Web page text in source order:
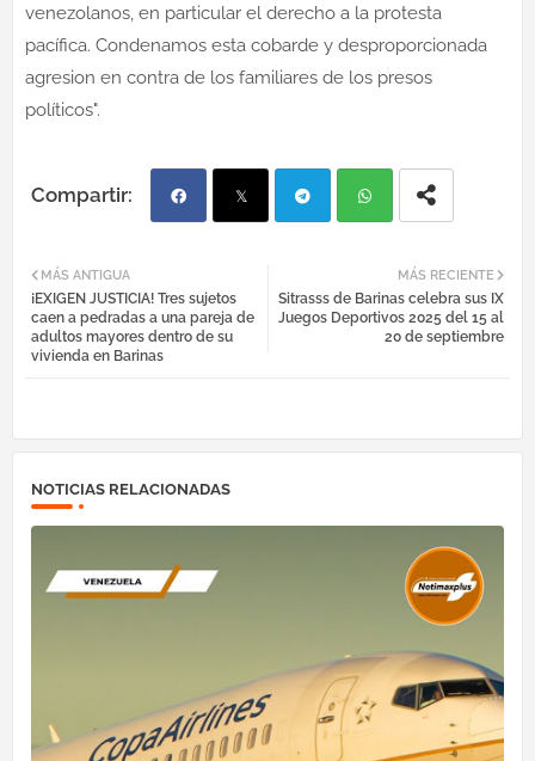
venezolanos, en particular el derecho a la protesta
pacífica. Condenamos esta cobarde y desproporcionada
agresion en contra de los familiares de los presos
políticos".
ebo tter egr atsa
MÁS RECIENTE
Sitrasss de Barinas celebra sus IX
Juegos Deportivos 2025 del 15 al
20 de septiembre
MÁS ANTIGUA
¡EXIGEN JUSTICIA! Tres sujetos
caen a pedradas a una pareja de
adultos mayores dentro de su
vivienda en Barinas
NOTICIAS RELACIONADAS